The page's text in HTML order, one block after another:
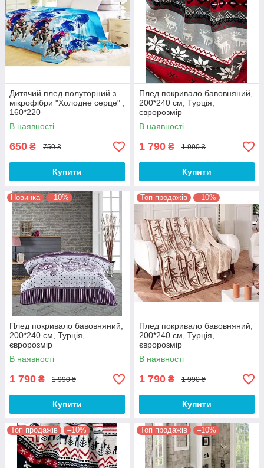
Дитячий плед полуторний з
мікрофібри "Холодне серце" ,
160*220
В наявності
650 ₴ 750 ₴
Купити
Плед покривало бавовняний,
200*240 см, Турція,
євророзмір
В наявності
1 790 ₴ 1 990 ₴
Купити
Новинка –10%
Плед покривало бавовняний,
200*240 см, Турція,
євророзмір
В наявності
1 790 ₴ 1 990 ₴
Купити
Топ продажів –10%
Плед покривало бавовняний,
200*240 см, Турція,
євророзмір
В наявності
1 790 ₴ 1 990 ₴
Купити
Топ продажів –10% Топ продажів –10%